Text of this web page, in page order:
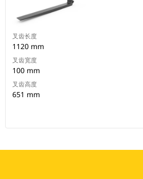
叉齿长度
1120 mm
叉齿宽度
100 mm
叉齿高度
651 mm